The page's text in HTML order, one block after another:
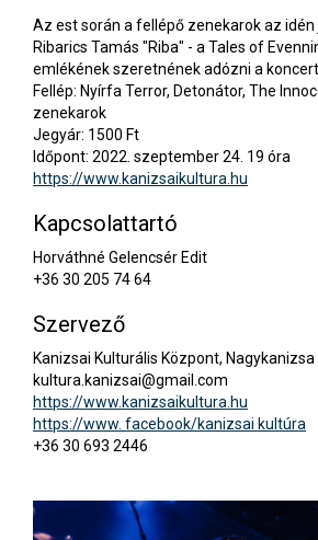
Az est során a fellépő zenekarok az
Ribarics Tamás "Riba" - a Tales of
emlékének szeretnének adózni a
Fellép: Nyírfa Terror, Detonátor, The
zenekarok
Jegyár: 1500 Ft
Időpont: 2022. szeptember 24. 19 óra
https://www.kanizsaikultura.hu
Kapcsolattartó
Horváthné Gelencsér Edit
+36 30 205 74 64
Szervező
Kanizsai Kulturális Központ, Nagykanizsa
kultura.kanizsai@gmail.com
https://www.kanizsaikultura.hu
https://www. facebook/kanizsai kultúra
+36 30 693 2446